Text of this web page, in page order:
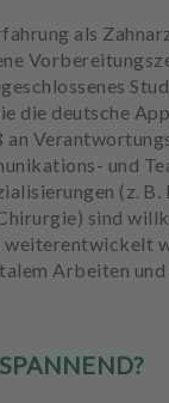
als
die deutsche
an
und
(z. B.
sind
weiterentwickelt
Arbeiten